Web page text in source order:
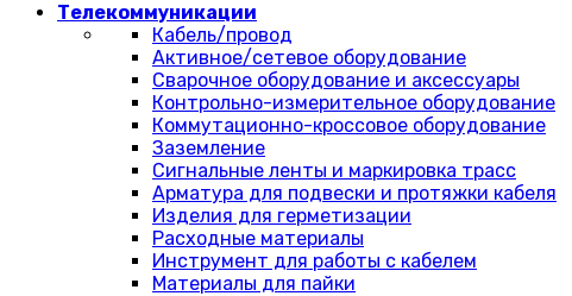
Телекоммуникации
Кабель/провод
Активное/сетевое оборудование
Сварочное оборудование и аксессуары
Контрольно-измерительное оборудование
Коммутационно-кроссовое оборудование
Заземление
Сигнальные ленты и маркировка трасс
Арматура для подвески и протяжки кабеля
Изделия для герметизации
Расходные материалы
Инструмент для работы с кабелем
Материалы для пайки